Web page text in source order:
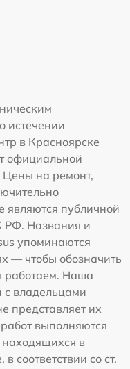
истечении
в Красноярске
официальной
Цены на ремонт,
являются публичной
РФ. Названия и
упоминаются
— чтобы обозначить
работаем. Наша
владельцами
представляет их
выполняются
находящихся в
соответствии со ст.